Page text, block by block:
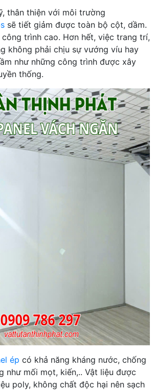
thân thiện với môi trường
sẽ tiết giảm được toàn bộ cột, dầm.
trình cao. Hơn hết, việc trang trí,
không phải chịu sự vướng víu hay
như những công trình được xây
thống.
ép có khả năng kháng nước, chống
như mối mọt, kiến,.. Vật liệu được
poly, không chất độc hại nên sạch